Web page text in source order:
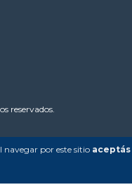
navegar por este sitio
reservados.